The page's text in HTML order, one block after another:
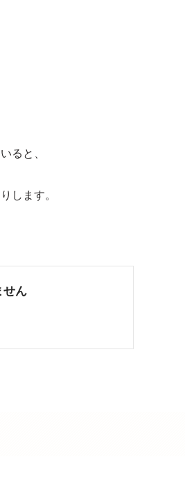
ると、
します。